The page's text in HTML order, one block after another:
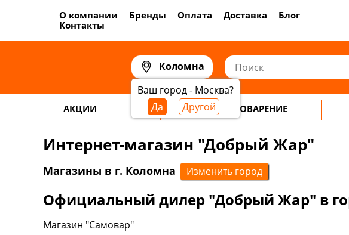
О компании Бренды Оплата Доставка
Блог
Контакты
Ваш город - Москва?
Да
Другой
Коломна
АКЦИИ САМОГОНОВАРЕНИЕ
Интернет-магазин "Добрый Жар"
Магазины в г. Коломна Изменить город
Официальный дилер "Добрый Жар" в
Магазин "Самовар"